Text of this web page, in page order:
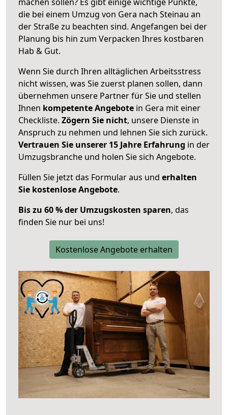
die bei einem Umzug von Gera nach Steinau an
der Straße zu beachten sind. Angefangen bei der
Planung bis hin zum Verpacken Ihres kostbaren
Hab & Gut.
Wenn Sie durch Ihren alltäglichen Arbeitsstress
nicht wissen, was Sie zuerst planen sollen, dann
übernehmen unsere Partner für Sie und stellen
Ihnen kompetente Angebote in Gera mit einer
Checkliste. Zögern Sie nicht, unsere Dienste in
Anspruch zu nehmen und lehnen Sie sich zurück.
Vertrauen Sie unserer 15 Jahre Erfahrung in der
Umzugsbranche und holen Sie sich Angebote.
Füllen Sie jetzt das Formular aus und erhalten
Sie kostenlose Angebote.
Bis zu 60 % der Umzugskosten sparen, das
finden Sie nur bei uns!
Kostenlose Angebote erhalten